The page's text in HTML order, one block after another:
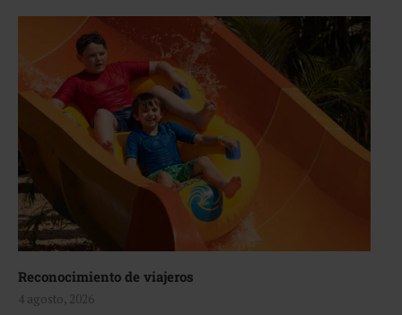
Reconocimiento de viajeros
4 agosto, 2026